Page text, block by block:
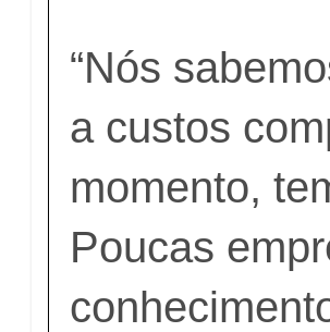
“Nós
a custos
momento,
Poucas